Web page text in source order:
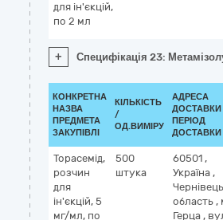
для ін'єкцій,
по 2 мл
+ Специфікація 23:
КОНКРЕТНА
НАЗВА
ПРЕДМЕТА
ЗАКУПІВЛІ
КІЛЬКІСТЬ
/
ОД.ВИМІРУ
АДРЕСА
ПЕРІОД
ДОСТАВКИ
Торасемід,
розчин
для
ін'єкцій, 5
мг/мл, по
500
штука
60501 ,
Україна ,
область ,
Герца ,